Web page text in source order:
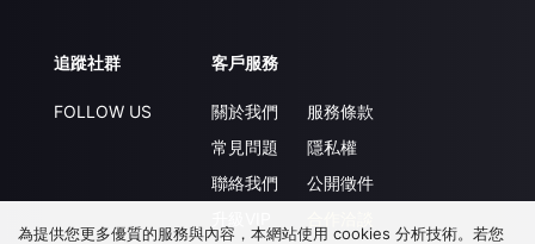
追蹤社群
FOLLOW US
客戶服務
關於我們
常見問題
聯絡我們
服務條款
隱私權
公開徵件
為提供您更多優質的服務與內容，本網站使用 cookies 分析技術。若您